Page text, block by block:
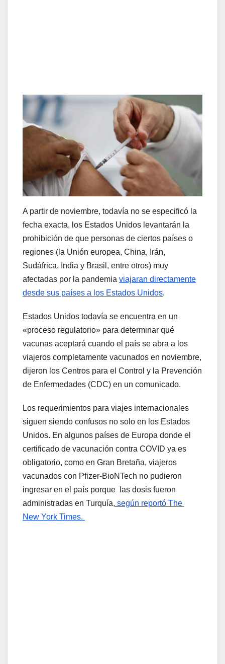
A partir de noviembre, todavía no se especificó la
fecha exacta, los Estados Unidos levantarán la
prohibición de que personas de ciertos países o
regiones (la Unión europea, China, Irán,
Sudáfrica, India y Brasil, entre otros) muy
afectadas por la pandemia viajaran directamente
desde sus países a los Estados Unidos.
Estados Unidos todavía se encuentra en un
«proceso regulatorio» para determinar qué
vacunas aceptará cuando el país se abra a los
viajeros completamente vacunados en noviembre,
dijeron los Centros para el Control y la Prevención
de Enfermedades (CDC) en un comunicado.
Los requerimientos para viajes internacionales
siguen siendo confusos no solo en los Estados
Unidos. En algunos países de Europa donde el
certificado de vacunación contra COVID ya es
obligatorio, como en Gran Bretaña, viajeros
vacunados con Pfizer-BioNTech no pudieron
ingresar en el país porque las dosis fueron
administradas en Turquía, según reportó The
New York Times.